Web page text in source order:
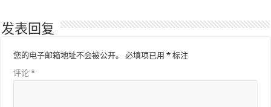
发表回复
您的电子邮箱地址不会被公开。 必填项已用* 标注
评论*